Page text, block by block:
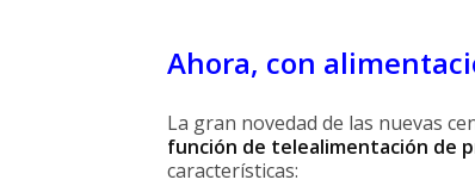
Ahora, con
La gran novedad de las nuevas
función de telealimentación de
características: